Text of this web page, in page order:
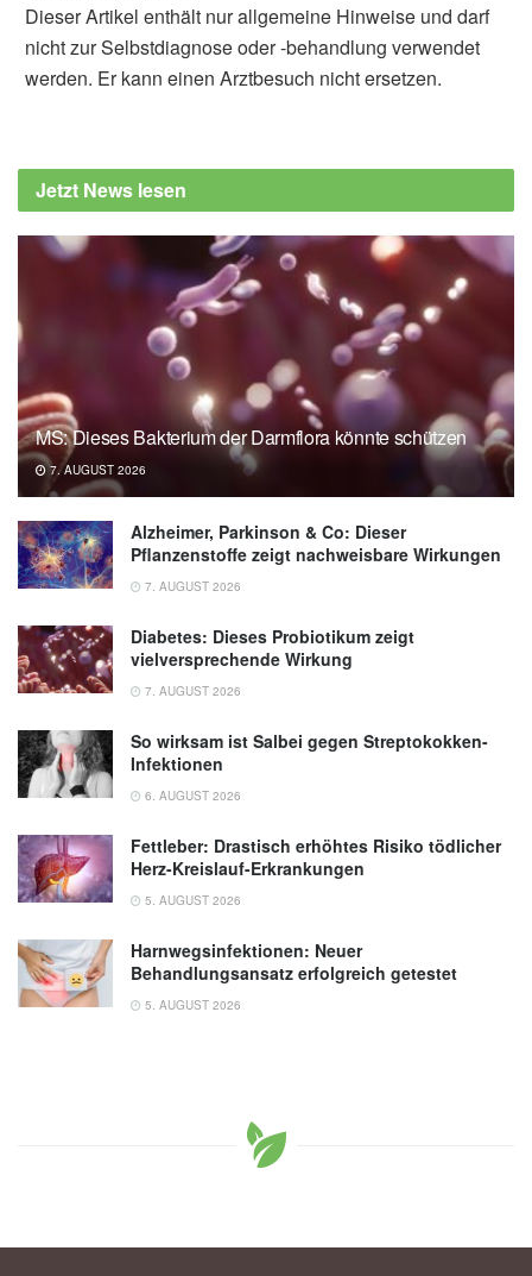
Dieser Artikel enthält nur allgemeine Hinweise und darf
nicht zur Selbstdiagnose oder -behandlung verwendet
werden. Er kann einen Arztbesuch nicht ersetzen.
Jetzt News lesen
MS: Dieses Bakterium der Darmflora könnte schützen
7. AUGUST 2026
Alzheimer, Parkinson & Co: Dieser
Pflanzenstoffe zeigt nachweisbare Wirkungen
7. AUGUST 2026
Diabetes: Dieses Probiotikum zeigt
vielversprechende Wirkung
7. AUGUST 2026
So wirksam ist Salbei gegen Streptokokken-
Infektionen
6. AUGUST 2026
Fettleber: Drastisch erhöhtes Risiko tödlicher
Herz-Kreislauf-Erkrankungen
5. AUGUST 2026
Harnwegsinfektionen: Neuer
Behandlungsansatz erfolgreich getestet
5. AUGUST 2026